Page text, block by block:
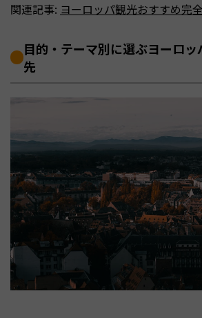
関連記事: ヨーロッパ観光おすすめ完
目的・テーマ別に選ぶヨーロ
先